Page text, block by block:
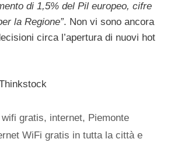
di 1,5% del Pil europeo, cifre
la Regione”. Non vi sono ancora
circa l’apertura di nuovi hot
gratis, internet, Piemonte
WiFi gratis in tutta la città e